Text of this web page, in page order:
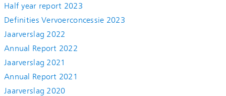
Half year report 2023
Definities Vervoerconcessie 2023
Jaarverslag 2022
Annual Report 2022
Jaarverslag 2021
Annual Report 2021
Jaarverslag 2020